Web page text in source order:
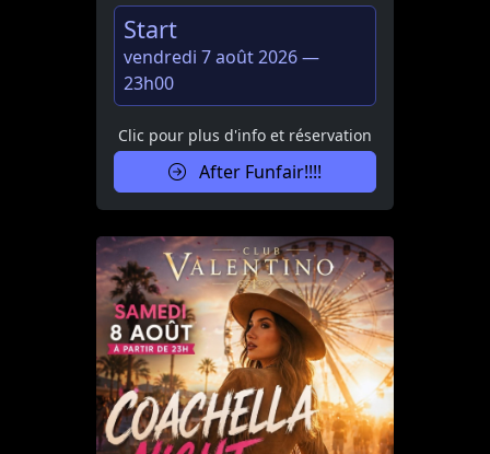
Start
vendredi 7 août 2026 —
23h00
Clic pour plus d'info et réservation
After Funfair!!!!